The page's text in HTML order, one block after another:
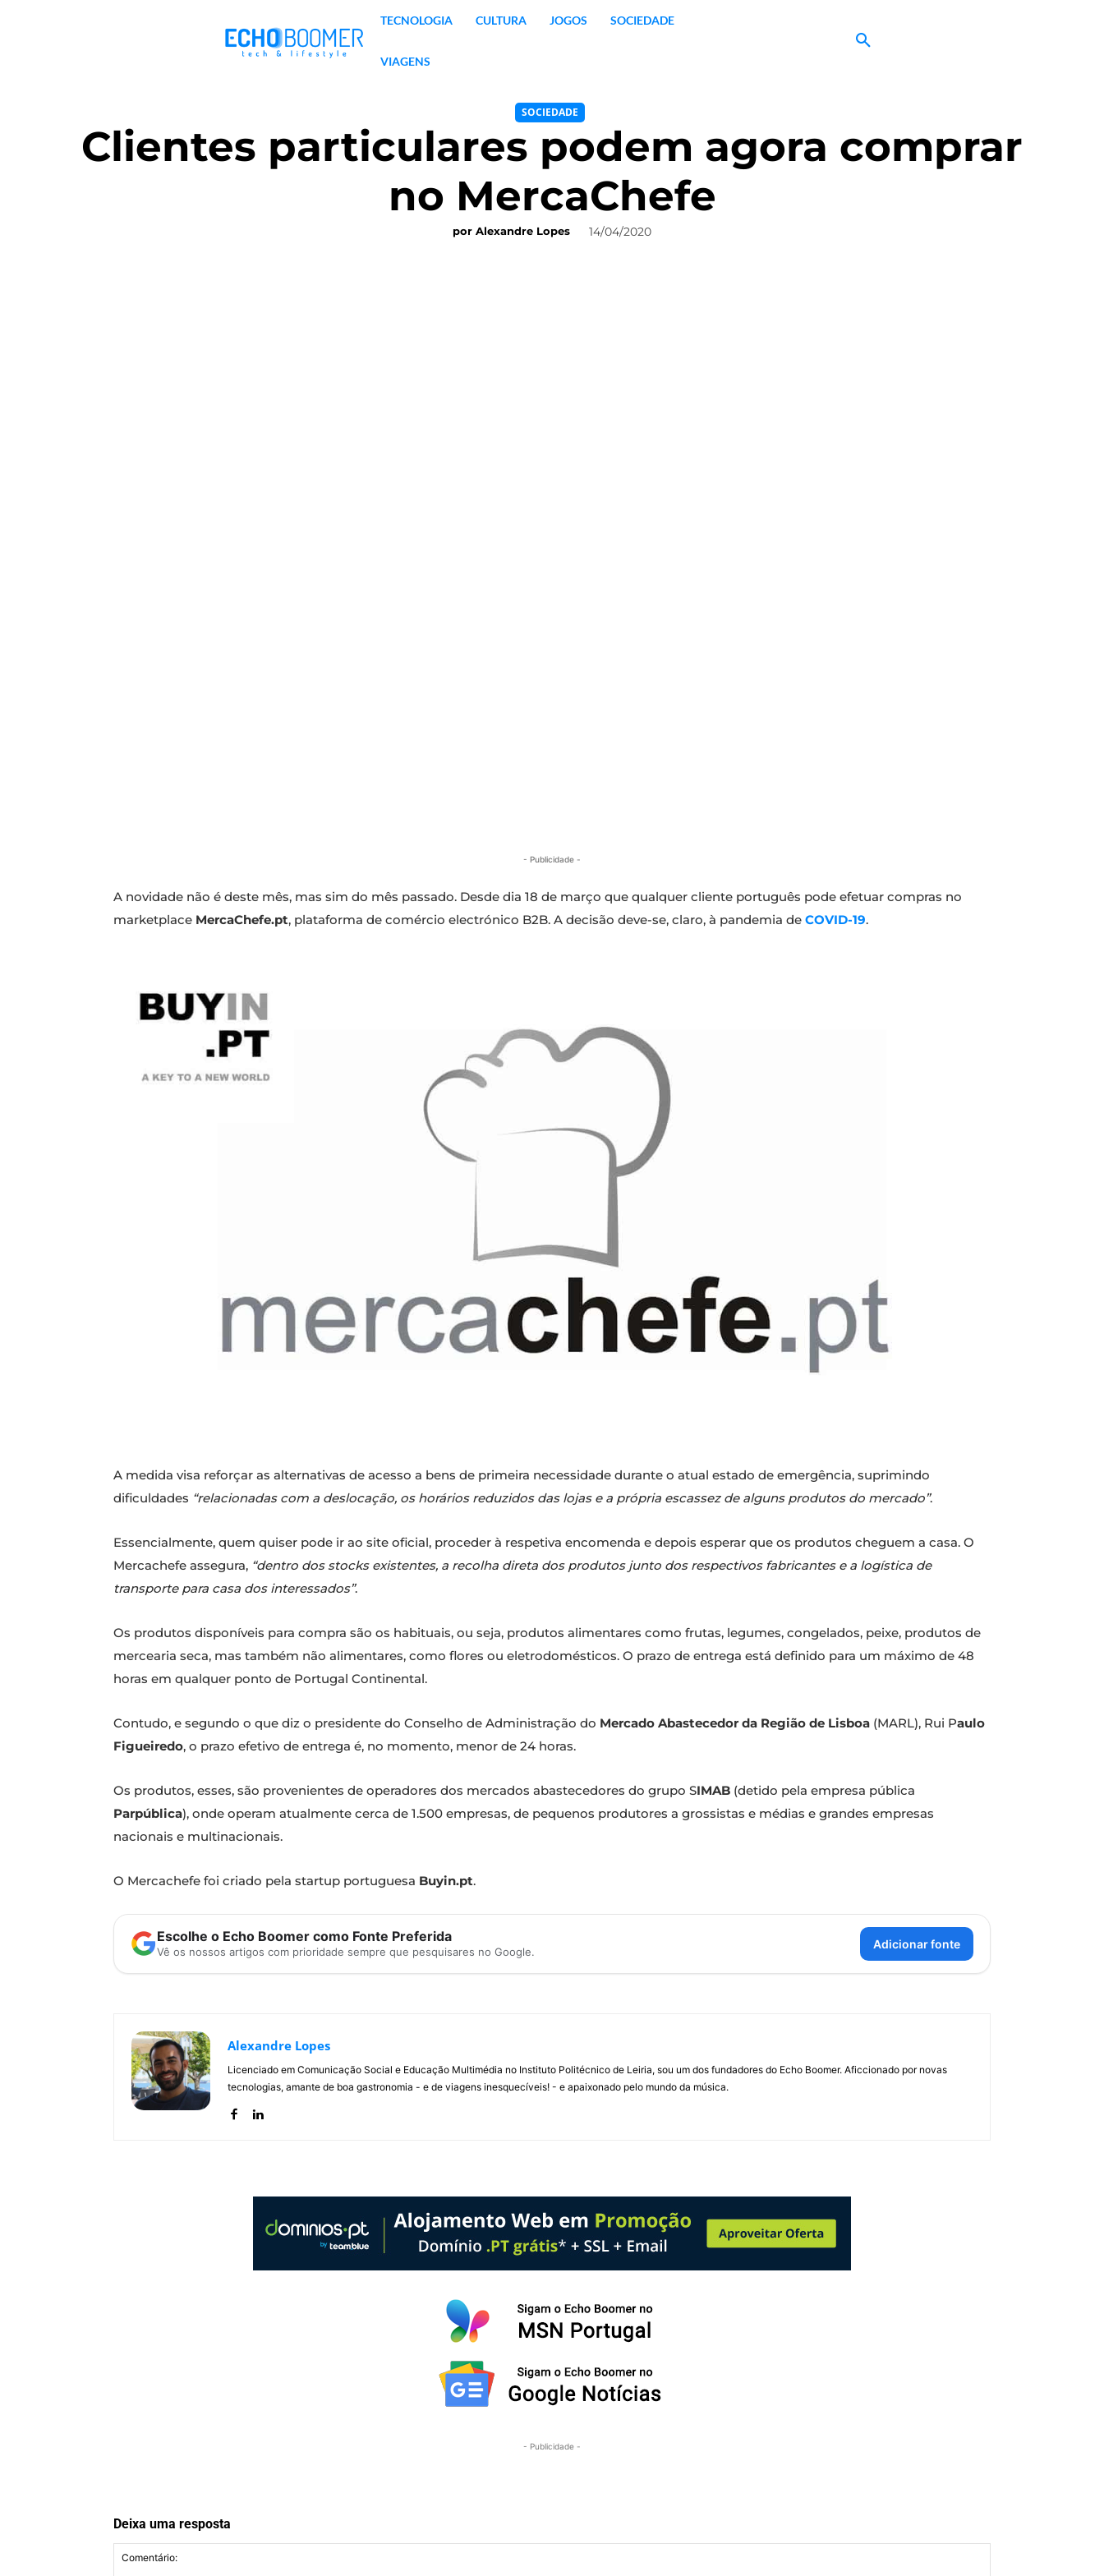
TECNOLOGIA CULTURA JOGOS SOCIEDADE
VIAGENS
SOCIEDADE
Clientes particulares podem agora comprar
no MercaChefe
por Alexandre Lopes 14/04/2020
- Publicidade -
A novidade não é deste mês, mas sim do mês passado. Desde dia 18 de março que qualquer cliente português pode efetuar compras no
marketplace MercaChefe.pt, plataforma de comércio electrónico B2B. A decisão deve-se, claro, à pandemia de COVID-19.
A medida visa reforçar as alternativas de acesso a bens de primeira necessidade durante o atual estado de emergência, suprimindo
dificuldades “relacionadas com a deslocação, os horários reduzidos das lojas e a própria escassez de alguns produtos do mercado”.
Essencialmente, quem quiser pode ir ao site oficial, proceder à respetiva encomenda e depois esperar que os produtos cheguem a casa. O
Mercachefe assegura, “dentro dos stocks existentes, a recolha direta dos produtos junto dos respectivos fabricantes e a logística de
transporte para casa dos interessados”.
Os produtos disponíveis para compra são os habituais, ou seja, produtos alimentares como frutas, legumes, congelados, peixe, produtos de
mercearia seca, mas também não alimentares, como flores ou eletrodomésticos. O prazo de entrega está definido para um máximo de 48
horas em qualquer ponto de Portugal Continental.
Contudo, e segundo o que diz o presidente do Conselho de Administração do Mercado Abastecedor da Região de Lisboa (MARL), Rui Paulo
Figueiredo, o prazo efetivo de entrega é, no momento, menor de 24 horas.
Os produtos, esses, são provenientes de operadores dos mercados abastecedores do grupo SIMAB (detido pela empresa pública
Parpública), onde operam atualmente cerca de 1.500 empresas, de pequenos produtores a grossistas e médias e grandes empresas
nacionais e multinacionais.
O Mercachefe foi criado pela startup portuguesa Buyin.pt.
Escolhe o Echo Boomer como Fonte Preferida
Vê os nossos artigos com prioridade sempre que pesquisares no Google.
Adicionar fonte
Alexandre Lopes
Licenciado em Comunicação Social e Educação Multimédia no Instituto Politécnico de Leiria, sou um dos fundadores do Echo Boomer. Aficcionado por novas
tecnologias, amante de boa gastronomia - e de viagens inesquecíveis! - e apaixonado pelo mundo da música.
- Publicidade -
Deixa uma resposta